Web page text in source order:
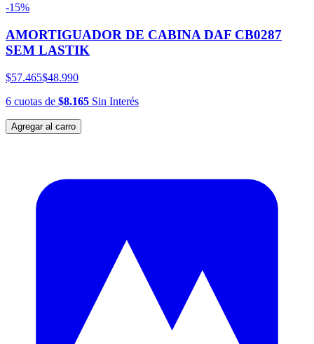
-15%
AMORTIGUADOR DE CABINA DAF CB0287
SEM LASTIK
$57.465$48.990
6 cuotas de $8.165 Sin Interés
Agregar al carro